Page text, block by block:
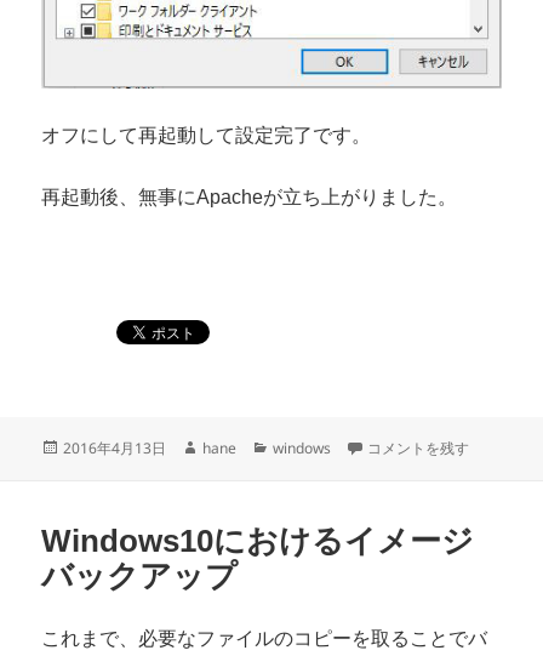
オフにして再起動して設定完了です。
再起動後、無事にApacheが立ち上がりました。
投
2016年4月13日
作
hane
カ
ー
windows Windows10でXAMPPを
コメントを残す
Windows10におけるイメージ
バックアップ
これまで、必要なファイルのコピーを取ることでバ